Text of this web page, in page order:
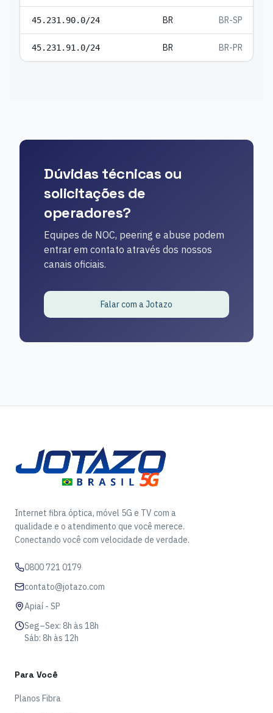
45.231.90.0/24 BR BR-SP
45.231.91.0/24 BR BR-PR
Dúvidas técnicas ou
solicitações de
operadores?
Equipes de NOC, peering e abuse podem
entrar em contato através dos nossos
canais oficiais.
Falar com a Jotazo
Internet fibra óptica, móvel 5G e TV com a
qualidade e o atendimento que você merece.
Conectando você com velocidade de verdade.
0800 721 0179
contato@jotazo.com
Apiaí - SP
Seg–Sex: 8h às 18h
Sáb: 8h às 12h
Para Você
Planos Fibra